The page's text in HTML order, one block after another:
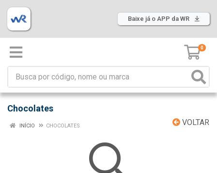
Baixe já o APP da WR
0
Chocolates
VOLTAR
INÍCIO CHOCOLATES